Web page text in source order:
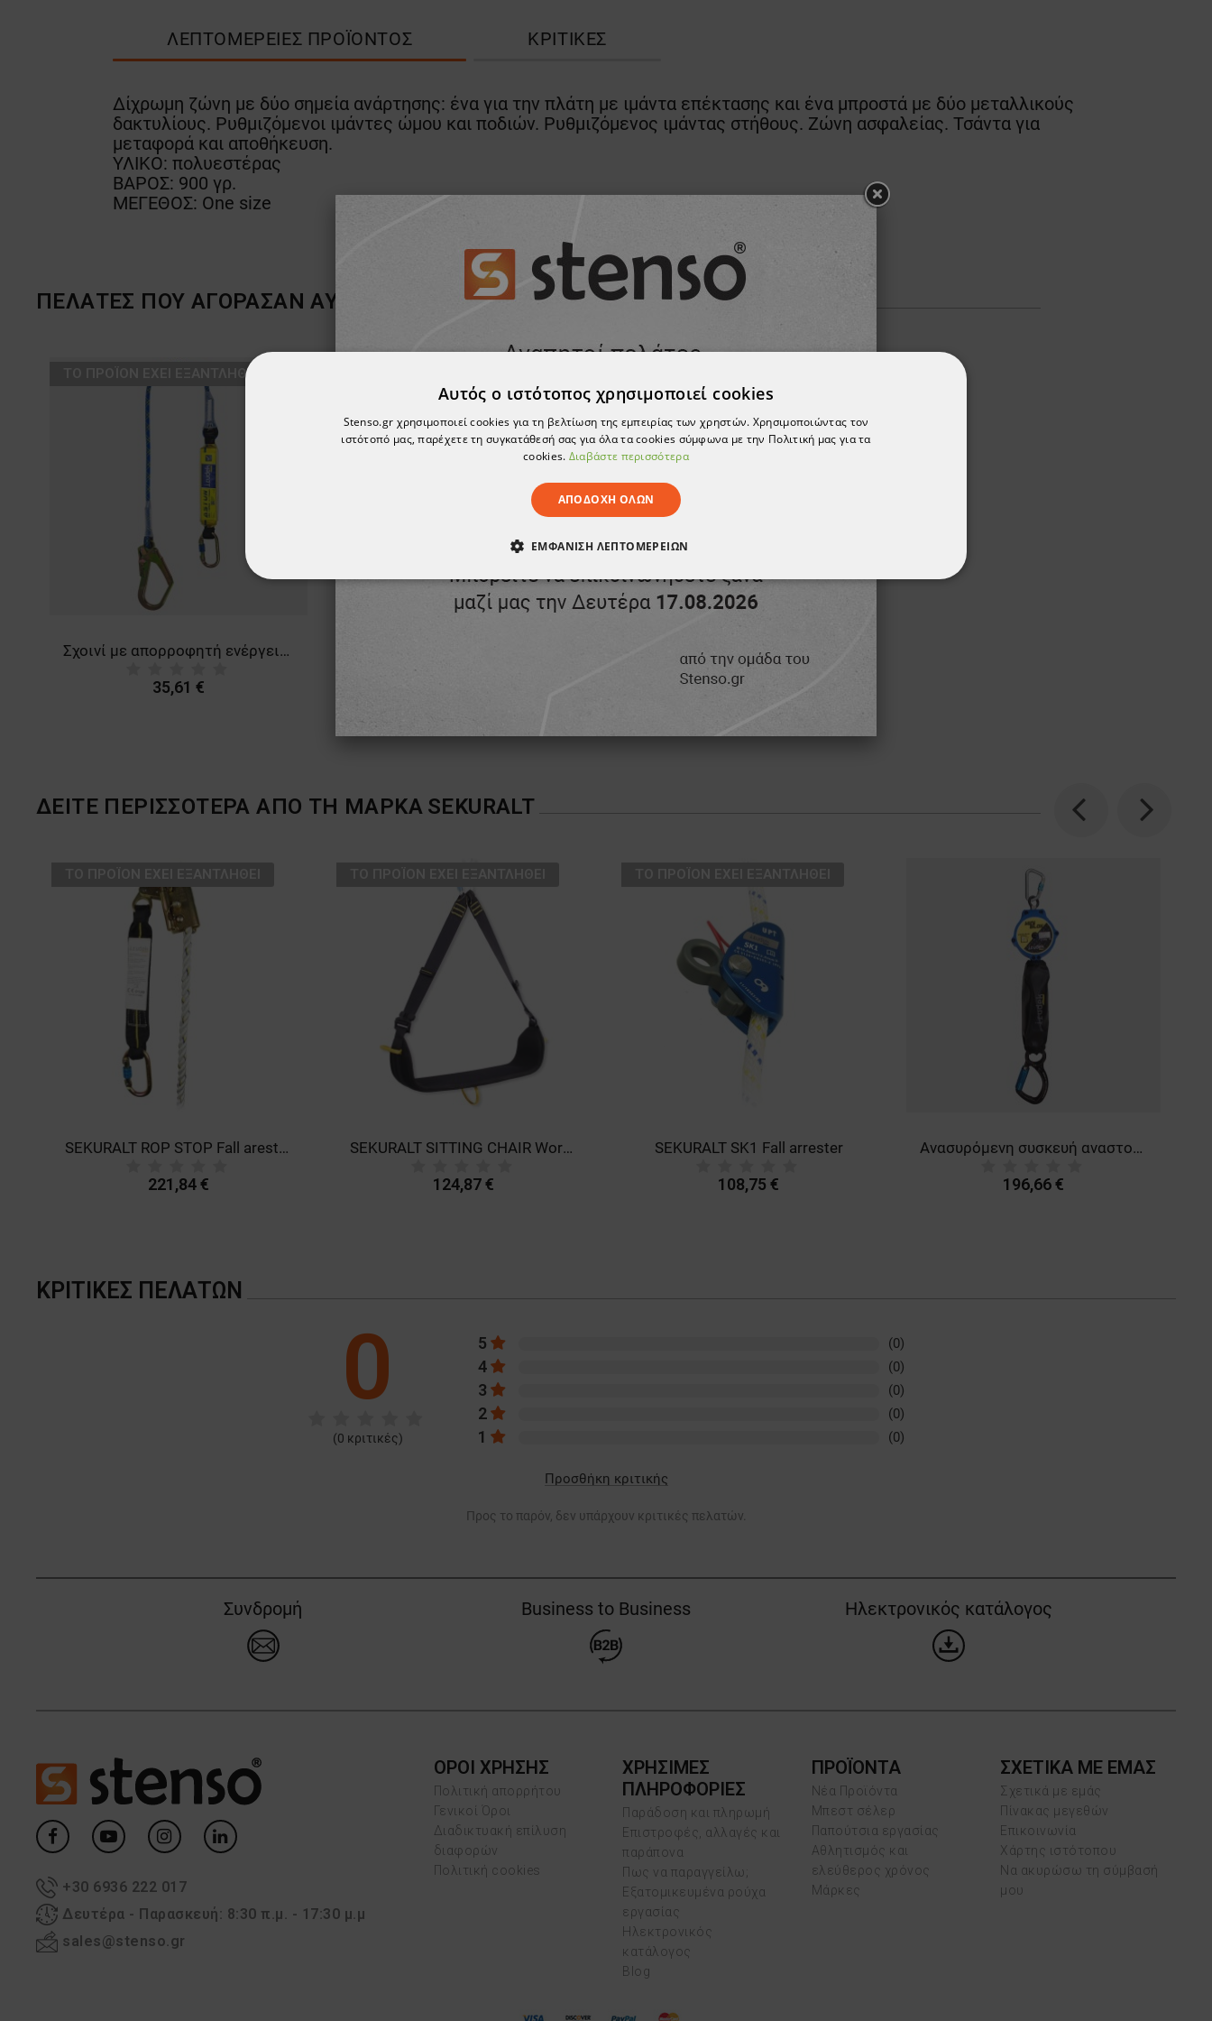
ΛΕΠΤΟΜΈΡΕΙΕΣ ΠΡΟΪΌΝΤΟΣ ΚΡΙΤΙΚΈΣ
Δίχρωμη ζώνη με δύο σημεία ανάρτησης: ένα για την πλάτη με ιμάντα επέκτασης και ένα μπροστά με δύο μεταλλικούς
δακτυλίους. Ρυθμιζόμενοι ιμάντες ώμου και ποδιών. Ρυθμιζόμενος ιμάντας στήθους. Ζώνη ασφαλείας. Τσάντα για
μεταφορά και αποθήκευση.
ΥΛΙΚΟ: πολυεστέρας
ΒΑΡΟΣ: 900 γρ.
ΜΕΓΕΘΟΣ: One size
ΠΕΛΆΤΕΣ ΠΟΥ ΑΓΌΡΑΣΑΝ ΑΥΤΌ ΤΟ ΠΡΟΪΌΝ, ΑΓΌΡΑΣΑΝ ΕΠΊΣΗΣ:
ТΟ ΠΡΟΪΌΝ ΈΧΕΙ ΕΞΑΝΤΛΗΘΕΊ
Σχοινί με απορροφητή ενέργειας Sekuralt ASTUN 362
35,61 €
ΔΕΙΤΕ ΠΕΡΙΣΣΟΤΕΡΑ ΑΠΟ ΤΗ ΜΑΡΚΑ SEKURALT
Previous
SEKURALT ROP STOP Fall arester on rope
221,84 €
SEKURALT SITTING CHAIR Work chair
124,87 €
SEKURALT SK1 Fall arrester
108,75 €
Ανασυρόμενη συσκευή αναστολής πτώσης SEKURALT MINIBLOCK C
196,66 €
Next
ΚΡΙΤΙΚΈΣ ΠΕΛΑΤΏΝ
0
(0 κριτικές)
5 (0)
4 (0)
3 (0)
2 (0)
1 (0)
Προσθήκη κριτικής
Προς το παρόν, δεν υπάρχουν κριτικές πελατών.
Συνδρομή Business to Business Ηλεκτρονικός κατάλογος
+30 6936 222 017
Δευτέρα - Παρασκευή: 8:30 π.μ. - 17:30 μ.μ
sales@stenso.gr
ΟΡΟΙ ΧΡΗΣΗΣ
Πολιτική απορρήτου
Γενικοί Όροι
Διαδικτυακή επίλυση
διαφορών
Πολιτική cookies
ΧΡΗΣΙΜΕΣ
ΠΛΗΡΟΦΟΡΙΕΣ
Παράδοση και πληρωμή
Επιστροφές, αλλαγές και
παράπονα
Πως να παραγγείλω;
Εξατομικευμένα ρούχα
εργασίας
Ηλεκτρονικός
κατάλογος
Blog
ΠΡΟΪΌΝΤΑ
Νέα Προϊόντα
Μπεστ σέλερ
Παπούτσια εργασίας
Αθλητισμός και
ελεύθερος χρόνος
Μάρκες
ΣΧΕΤΙΚΑ ΜΕ ΕΜΑΣ
Σχετικά με εμάς
Πίνακας μεγεθών
Επικοινωνία
Χάρτης ιστότοπου
Να ακυρώσω τη σύμβασή
μου
Αυτός ο ιστότοπος χρησιμοποιεί cookies
Stenso.gr χρησιμοποιεί cookies για τη βελτίωση της εμπειρίας των χρηστών. Χρησιμοποιώντας τον
ιστότοπό μας, παρέχετε τη συγκατάθεσή σας για όλα τα cookies σύμφωνα με την Πολιτική μας για τα
cookies. Διαβάστε περισσότερα
ΑΠΟΔΟΧΉ ΌΛΩΝ
ΕΜΦΆΝΙΣΗ ΛΕΠΤΟΜΕΡΕΙΏΝ
ΑΠΟΛΎΤΩΣ ΑΠΑΡΑΊΤΗΤΑ ΑΠΌΔΟΣΗΣ ΣΤΌΧΕΥΣΗΣ ΛΕΙΤΟΥΡΓΙΚΌΤΗΤΑΣ